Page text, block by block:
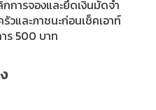
การจองและยึดเงินมัดจำ
และภาชนะก่อนเช็คเอาท์
ร 500 บาท